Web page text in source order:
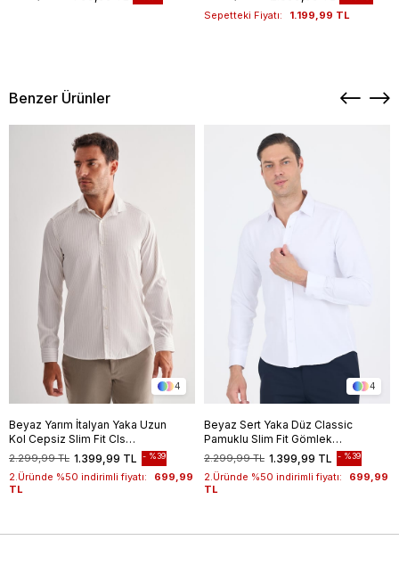
Sepetteki Fiyatı: 1.199,99 TL
Benzer Ürünler
4
Beyaz Yarım İtalyan Yaka Uzun
Kol Cepsiz Slim Fit Cls
Gömlek 1004255174
1.399,99 TL
2.299,99 TL %39
2.Üründe %50 indirimli fiyatı:
699,99
TL
4
Beyaz Sert Yaka Düz Classic
Pamuklu Slim Fit Gömlek
1004250214 1.399,99 TL
2.299,99 TL %39
2.Üründe %50 indirimli fiyatı:
699,99
TL